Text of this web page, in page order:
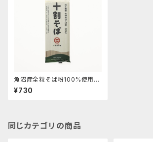
魚沼産全粒そば粉100%使用
「十割そば乾麺」(180g)グルテ
ンフリー！！
¥730
同じカテゴリの商品